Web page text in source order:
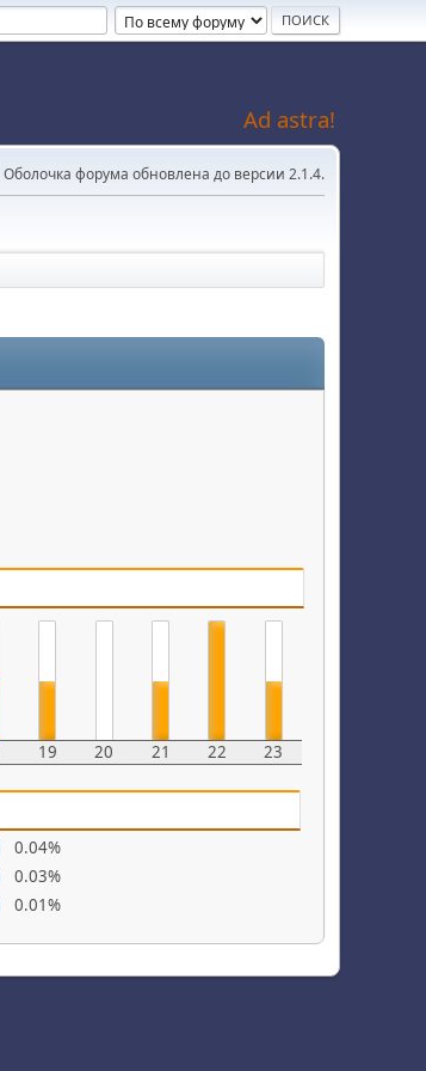
Ad astra!
Оболочка форума обновлена до версии 2.1.4.
19 20 21 22 23
0.04%
0.03%
0.01%